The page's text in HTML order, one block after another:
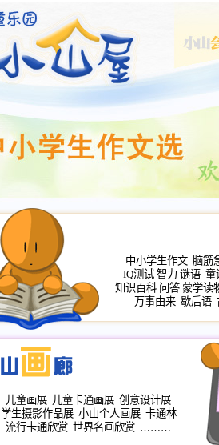
中小学生作文 脑筋
IQ测试 智力 谜语 童
知识百科 问答 蒙学读
万事由来 歇后语
儿童画展 儿童卡通画展 创意设计展
学生摄影作品展 小山个人画展 卡通林
流行卡通欣赏 世界名画欣赏 ………